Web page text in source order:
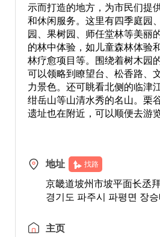
示而打造的地方，为市民们提
和休闲服务。这里有四季庭园
园、果树园、师任堂林等美丽
的林中体验，如儿童森林体验
林疗愈项目等。围绕着树木园
可以领略到瞭望台、松香路、
力景色。还可眺看北侧的临津
绀岳山等山清水秀的名山。栗
遗址也在附近，可以顺便去游
地址 找路
京畿道坡州市坡平面长丞
경기도 파주시 파평면 장
主页